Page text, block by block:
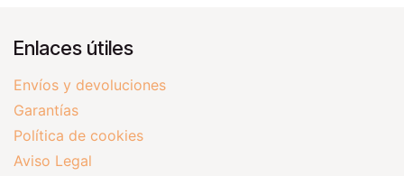
Enlaces útiles
Envíos y devoluciones
Garantías
Política de cookies
Aviso Legal